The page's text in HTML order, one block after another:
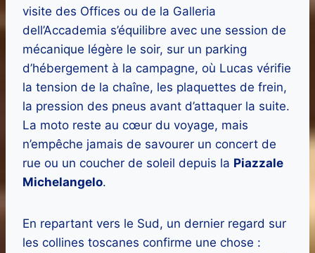
visite des Offices ou de la Galleria
dell’Accademia s’équilibre avec une session de
mécanique légère le soir, sur un parking
d’hébergement à la campagne, où Lucas vérifie
la tension de la chaîne, les plaquettes de frein,
la pression des pneus avant d’attaquer la suite.
La moto reste au cœur du voyage, mais
n’empêche jamais de savourer un concert de
rue ou un coucher de soleil depuis la Piazzale
Michelangelo.
En repartant vers le Sud, un dernier regard sur
les collines toscanes confirme une chose :